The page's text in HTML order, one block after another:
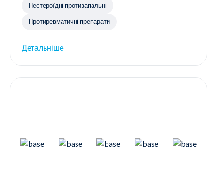
Нестероїдні протизапальні
Протиревматичні препарати
Детальніше